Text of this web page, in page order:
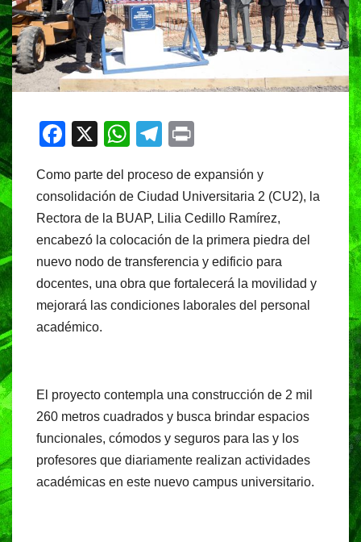
F
c
e
b
o
o
k
X
W
at
s
A
p
p
T
e
gr
a
m
t
Como parte del proceso de expansión y
consolidación de Ciudad Universitaria 2 (CU2), la
Rectora de la BUAP, Lilia Cedillo Ramírez,
encabezó la colocación de la primera piedra del
nuevo nodo de transferencia y edificio para
docentes, una obra que fortalecerá la movilidad y
mejorará las condiciones laborales del personal
académico.
El proyecto contempla una construcción de 2 mil
260 metros cuadrados y busca brindar espacios
funcionales, cómodos y seguros para las y los
profesores que diariamente realizan actividades
académicas en este nuevo campus universitario.